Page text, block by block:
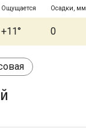
Ощущается Осадки, мм
+11° 0